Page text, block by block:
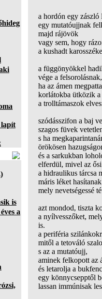
is
a
a hordón egy zászló
egy mutatóujjnak
majd rájövök
vagy sem, hogy
a kushadt
a függönyökkel
vége a felsorolásnak,
ha az ámen
korlátokba ütközik a
a trolltámaszok
szódásszifon a baj
szagos füvek
s ha
örökösen
és a sarkukban
elferdül, mivel az
a hidraulikus tárcsa
máris léket
mely nevetségessé
azt mondod, tiszta
a nyílvesszőket,
is.
a periféria
mitől a tetováló
s az a mutatóujj,
aminek felkopott az
és letarolja a
egy könnycsepptől
lassan immúnisak